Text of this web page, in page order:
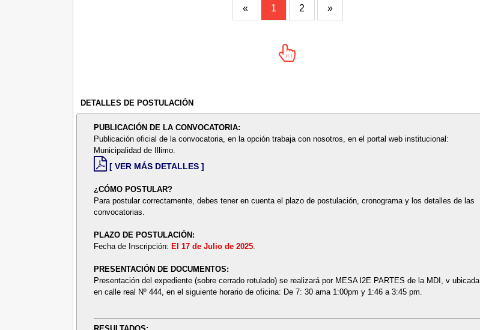
« 1 2 »
DETALLES DE POSTULACIÓN
PUBLICACIÓN DE LA CONVOCATORIA:
Publicación oficial de la convocatoria, en la opción trabaja con nosotros, en el portal web institucional:
Municipalidad de Illimo.
[ VER MÁS DETALLES ]
¿CÓMO POSTULAR?
Para postular correctamente, debes tener en cuenta el plazo de postulación, cronograma y los detalles de las
convocatorias.
PLAZO DE POSTULACIÓN:
Fecha de Inscripción:El 17 de Julio de 2025
PRESENTACIÓN DE DOCUMENTOS:
Presentación del expediente (sobre cerrado rotulado) se realizará por MESA l2E PARTES de la MDI, v ubicada
en calle real Nº 444, en el siguiente horario de oficina: De 7: 30 ama 1:00pm y 1:46 a 3:45 pm.